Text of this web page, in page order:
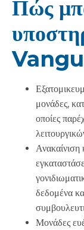
Πώς
μονάδες,
οποίες
Ανακαίνιση
δεδομένα
Μονάδες